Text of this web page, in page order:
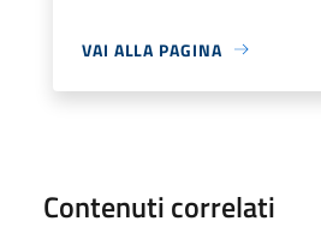
VAI ALLA PAGINA
Contenuti correlati